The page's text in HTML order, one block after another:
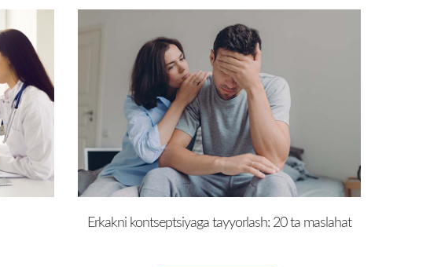
Erkakni kontseptsiyaga tayyorlash: 20 ta maslahat